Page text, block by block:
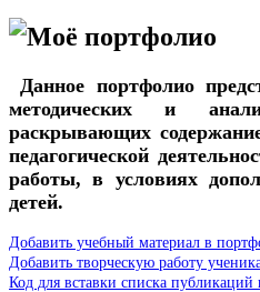
Моё портфолио
Данное портфолио
методических и
раскрывающих
педагогической
работы, в условиях
детей.
Добавить учебный материал в
Добавить творческую работу
Код для вставки списка публикаций